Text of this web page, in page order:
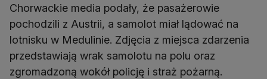
Chorwackie media podały, że pasażerowie
pochodzili z Austrii, a samolot miał lądować na
lotnisku w Medulinie. Zdjęcia z miejsca zdarzenia
przedstawiają wrak samolotu na polu oraz
zgromadzoną wokół policję i straż pożarną.